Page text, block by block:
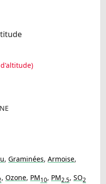
, Graminées, Armoise,
, Ozone, PM10, PM2.5, SO2